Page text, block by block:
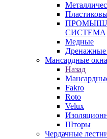
СИСТЕМА
Медные
Дренажные
Мансардные окна
Назад
Fakro
Roto
Velux
Шторы
Чердачные